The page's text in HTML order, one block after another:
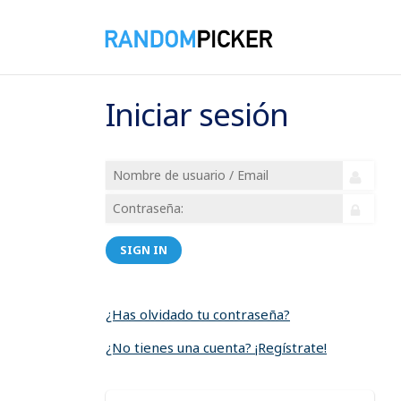
Iniciar sesión
SIGN IN
¿Has olvidado tu contraseña?
¿No tienes una cuenta? ¡Regístrate!